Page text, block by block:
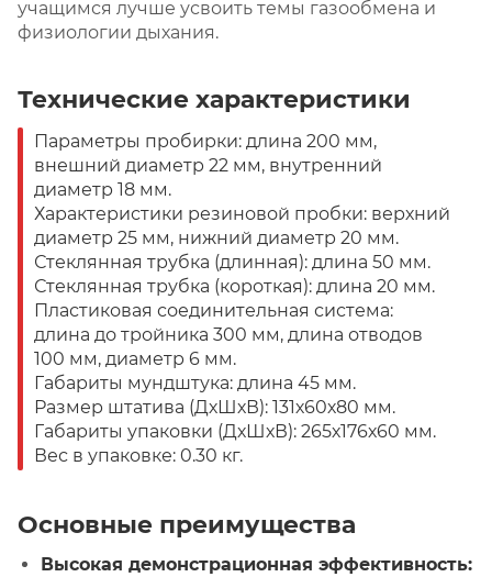
учащимся лучше усвоить темы газообмена и
физиологии дыхания.
Технические характеристики
Параметры пробирки: длина 200 мм,
внешний диаметр 22 мм, внутренний
диаметр 18 мм.
Характеристики резиновой пробки: верхний
диаметр 25 мм, нижний диаметр 20 мм.
Стеклянная трубка (длинная): длина 50 мм.
Стеклянная трубка (короткая): длина 20 мм.
Пластиковая соединительная система:
длина до тройника 300 мм, длина отводов
100 мм, диаметр 6 мм.
Габариты мундштука: длина 45 мм.
Размер штатива (ДхШхВ): 131х60х80 мм.
Габариты упаковки (ДхШхВ): 265х176х60 мм.
Вес в упаковке: 0.30 кг.
Основные преимущества
Высокая демонстрационная эффективность: